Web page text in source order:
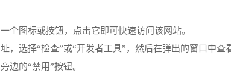
个图标或按钮，点击它即可快速访问该网站。
选择“检查”或“开发者工具”，然后在弹出的窗口中查
边的“禁用”按钮。